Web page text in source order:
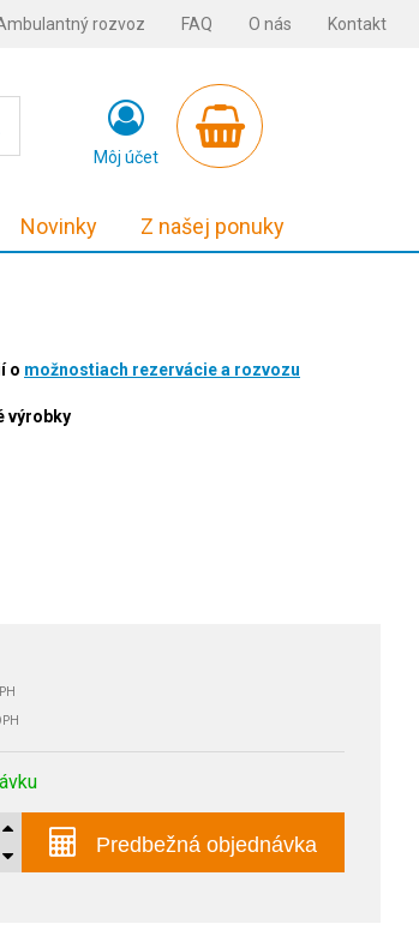
rozvoz FAQ O nás Kontakt
Môj účet
Novinky Z našej ponuky
o možnostiach rezervácie a rozvozu
výrobky
Predbežná objednávka